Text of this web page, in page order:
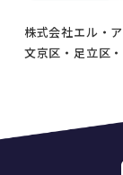
株式会社エル・
文京区・足立区